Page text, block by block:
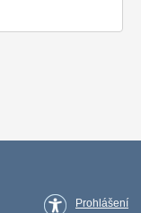
Prohlášení